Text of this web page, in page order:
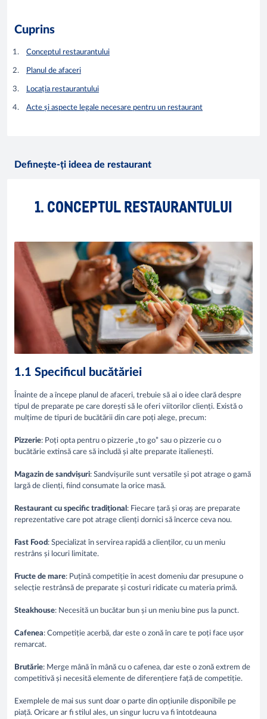
Cuprins
Conceptul restaurantului
Planul de afaceri
Locația restaurantului
Acte și aspecte legale necesare pentru un restaurant
Definește-ți ideea de restaurant
1. CONCEPTUL RESTAURANTULUI
1.1 Specificul bucătăriei
Înainte de a începe planul de afaceri, trebuie să ai o idee clară despre
tipul de preparate pe care dorești să le oferi viitorilor clienți. Există o
mulțime de tipuri de bucătării din care poți alege, precum:
Pizzerie: Poți opta pentru o pizzerie „to go” sau o pizzerie cu o
bucătărie extinsă care să includă și alte preparate italienești.
Magazin de sandvișuri: Sandvișurile sunt versatile și pot atrage o gamă
largă de clienți, fiind consumate la orice masă.
Restaurant cu specific tradițional : Fiecare țară și oraș are preparate
reprezentative care pot atrage clienți dornici să încerce ceva nou.
Fast Food: Specializat în servirea rapidă a clienților, cu un meniu
restrâns și locuri limitate.
Fructe de mare: Puțină competiție în acest domeniu dar presupune o
selecție restrânsă de preparate și costuri ridicate cu materia primă.
Steakhouse: Necesită un bucătar bun și un meniu bine pus la punct.
Cafenea: Competiție acerbă, dar este o zonă în care te poți face ușor
remarcat.
Brutărie: Merge mână în mână cu o cafenea, dar este o zonă extrem de
competitivă și necesită elemente de diferențiere față de competiție.
Exemplele de mai sus sunt doar o parte din opțiunile disponibile pe
piață. Oricare ar fi stilul ales, un singur lucru va fi întotdeauna